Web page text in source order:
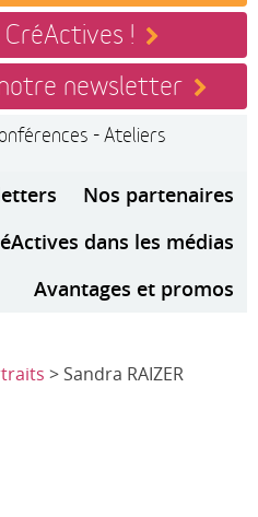
!
newsletter
- Ateliers
Nos partenaires
dans les médias
Avantages et promos
> Sandra RAIZER